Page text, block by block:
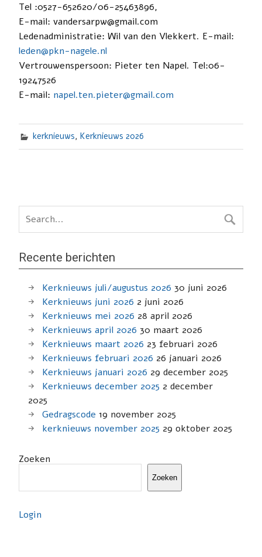
Tel :0527-652620/06-25463896,
E-mail: vandersarpw@gmail.com
Ledenadministratie: Wil van den Vlekkert. E-mail:
leden@pkn-nagele.nl
Vertrouwenspersoon: Pieter ten Napel. Tel:06-
19247526
E-mail: napel.ten.pieter@gmail.com
kerknieuws, Kerknieuws 2026
Recente berichten
Kerknieuws juli/augustus 2026 30 juni 2026
Kerknieuws juni 2026 2 juni 2026
Kerknieuws mei 2026 28 april 2026
Kerknieuws april 2026 30 maart 2026
Kerknieuws maart 2026 23 februari 2026
Kerknieuws februari 2026 26 januari 2026
Kerknieuws januari 2026 29 december 2025
Kerknieuws december 2025 2 december
2025
Gedragscode 19 november 2025
kerknieuws november 2025 29 oktober 2025
Zoeken
Zoeken
Login